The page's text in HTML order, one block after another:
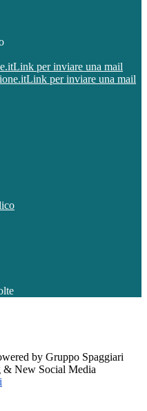
Link per inviare una mail
Link per inviare una mail
by Gruppo Spaggiari
& New Social Media